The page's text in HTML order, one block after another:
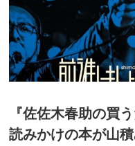
『佐佐木春助の買
読みかけの本が山積